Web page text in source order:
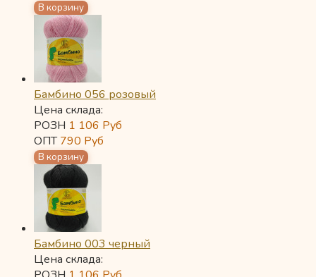
Бамбино 056 розовый
Цена склада:
РОЗН 1 106 Руб
ОПТ790 Руб
Бамбино 003 черный
Цена склада: